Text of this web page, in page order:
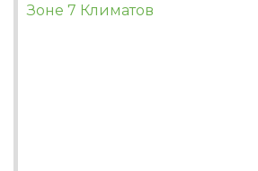
Зоне 7 Климатов